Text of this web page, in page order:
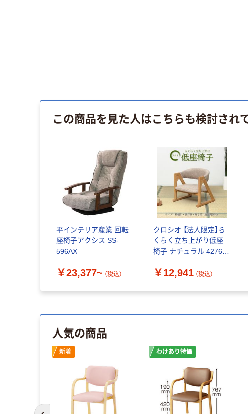
この商品を見た人はこちらも検討され
平インテリア産業 回転
座椅子アクシス SS-
596AX
￥23,377~ （税込）
クロシオ 【法人限定】ら
くらく立ち上がり低座
椅子 ナチュラル 4276 1
￥12,941 （税込）
人気の商品
新着 わけあり特価